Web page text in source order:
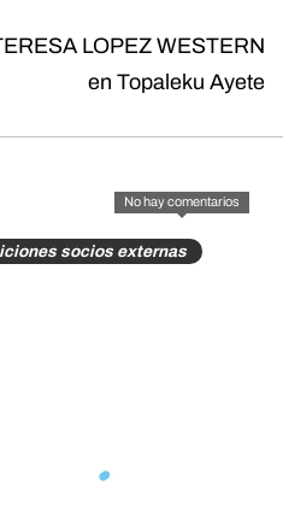
LOPEZ WESTERN
en Topaleku Ayete
No hay comentarios
socios externas